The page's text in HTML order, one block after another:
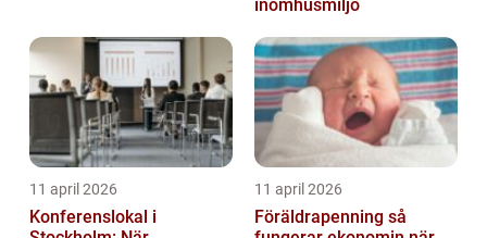
inomhusmiljö
11 april 2026
Konferenslokal i
11 april 2026
Föräldrapenning så